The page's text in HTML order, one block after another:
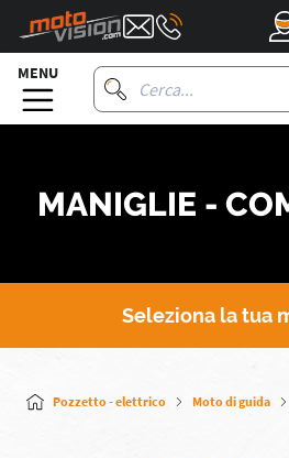
MENU
MANIGLIE -
Seleziona la tua
Pozzetto - elettrico Moto di guida